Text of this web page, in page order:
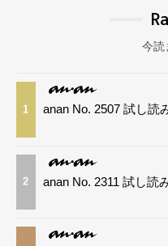
今読
1 anan No. 2507 試し読
2 anan No. 2311 試し読